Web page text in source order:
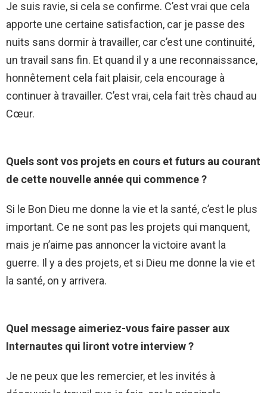
Je suis ravie, si cela se confirme. C’est vrai que cela
apporte une certaine satisfaction, car je passe des
nuits sans dormir à travailler, car c’est une continuité,
un travail sans fin. Et quand il y a une reconnaissance,
honnêtement cela fait plaisir, cela encourage à
continuer à travailler. C’est vrai, cela fait très chaud au
Cœur.
Quels sont vos projets en cours et futurs au courant
de cette nouvelle année qui commence ?
Si le Bon Dieu me donne la vie et la santé, c’est le plus
important. Ce ne sont pas les projets qui manquent,
mais je n’aime pas annoncer la victoire avant la
guerre. Il y a des projets, et si Dieu me donne la vie et
la santé, on y arrivera.
Quel message aimeriez-vous faire passer aux
Internautes qui liront votre interview ?
Je ne peux que les remercier, et les invités à